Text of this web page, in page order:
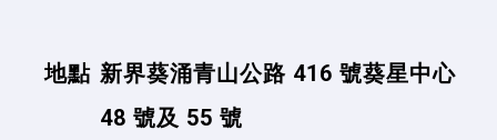
地點 新界葵涌青山公路 416 號葵星中心
48 號及 55 號